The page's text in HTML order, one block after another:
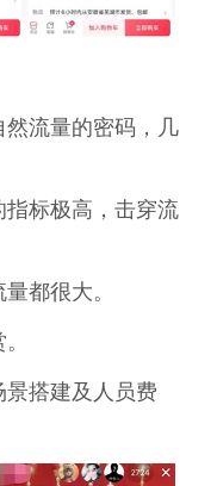
流量的密码，几
标极高，击穿流
都很大。
搭建及人员费